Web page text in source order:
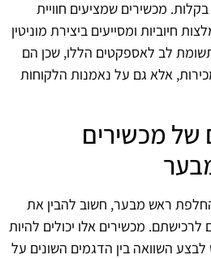
מכשירים שמציעים חוויית
חיוביות ומסייעים ביצירת מוניטין
לב לאספקטים הללו, שכן הם
אלא גם על נאמנות הלקוחות
של מכשירים
ראש מבער, חשוב להבין את
לרכישתם. מכשירים אלו יכולים להיות
השוואה בין הדגמים השונים על